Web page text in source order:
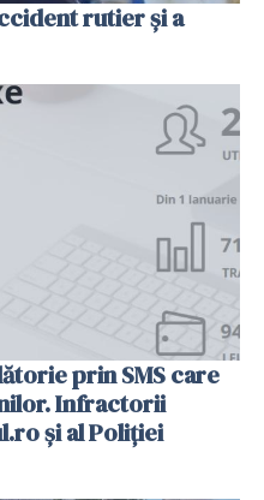
rutier și a
prin SMS care
Infractorii
și al Poliției